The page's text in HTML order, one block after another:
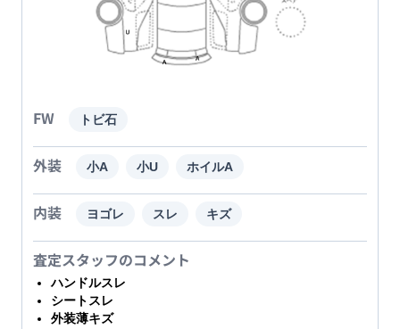
FW トビ石
外装 小A 小U ホイルA
内装 ヨゴレ スレ キズ
査定スタッフのコメント
ハンドルスレ
シートスレ
外装薄キズ